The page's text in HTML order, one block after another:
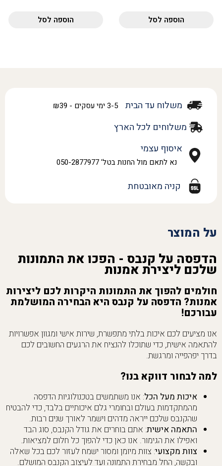
הוספה לסל הוספה לסל
משלוח עד הבית 3-5 ימי עסקים - ₪39
משלוחים לכל הארץ
איסוף עצמי
נא לתאם מול החנות בטל' 050-2877977
קניה מאובטחת
על המוצר
הדפסה על קנבס - הפכו את התמונות
שלכם ליצירת אמנות
חולמים להפוך את התמונות היקרות לכם ליצירות
אמנות? הדפסה על קנבס היא הבחירה המושלמת
עבורכם!
אנו מציעים לכם איכות בלתי מתפשרת, שירות אישי ומגוון אפשרויות
להתאמה אישית, כדי שתוכלו להנציח את הרגעים החשובים לכם
בדרך יפהפייה ומרגשת.
למה לבחור דווקא בנו?
איכות מעל הכל: אנו משתמשים בטכנולוגיות הדפסה
מהמתקדמות בעולם ובחומרי גלם איכותיים בלבד, כדי להבטיח
שהקנבס שלכם ייראה מדהים וישמר לאורך שנים רבות.
התאמה אישית: אתם בוחרים את גודל הקנבס, סוג הבד
ואפילו את הגימור. אנו כאן כדי להפוך כל חלום למציאות.
צוות מקצועי: צוות מיומן ומסור ישמח לעזור לכם בכל שאלה
ובקשה, החל מבחירת התמונה ועד לעיצוב הקנבס המושלם.